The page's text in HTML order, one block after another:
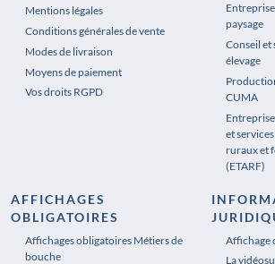
Mentions légales
Conditions générales de vente
Modes de livraison
Moyens de paiement
Vos droits RGPD
paysage
Conseil et
élevage
CUMA
et
ruraux et
(ETARF)
AFFICHAGES
OBLIGATOIRES
Affichages obligatoires Métiers de
bouche
Affichages
Affichage
La